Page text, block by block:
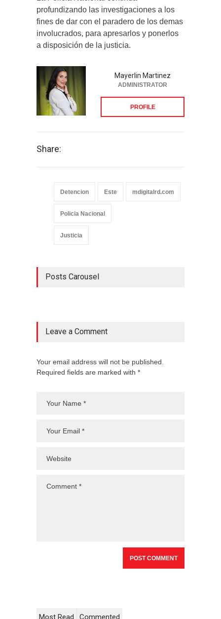
profundizando las investigaciones a los
fines de dar con el paradero de los demas
involucrados, para apresarlos y ponerlos
a disposición de la justicia.
Mayerlin Martinez
ADMINISTRATOR
PROFILE
Share:
Detencion Este mdigitalrd.com
Policia Nacional
Justicia
Posts Carousel
Leave a Comment
Your email address will not be published.
Required fields are marked with *
Most Read Commented